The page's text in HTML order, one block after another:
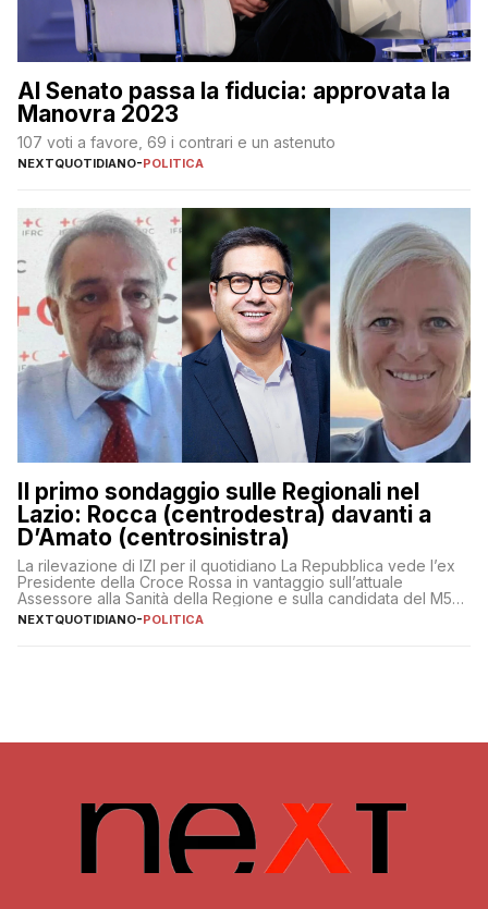
Al Senato passa la fiducia: approvata la
Manovra 2023
107 voti a favore, 69 i contrari e un astenuto
NEXTQUOTIDIANO-POLITICA
Il primo sondaggio sulle Regionali nel
Lazio: Rocca (centrodestra) davanti a
D’Amato (centrosinistra)
La rilevazione di IZI per il quotidiano La Repubblica vede l’ex
Presidente della Croce Rossa in vantaggio sull’attuale
Assessore alla Sanità della Regione e sulla candidata del M5S
Donatella Bianchi
NEXTQUOTIDIANO-POLITICA